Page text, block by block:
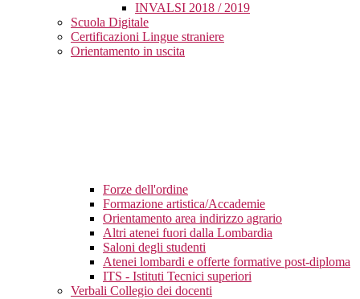
INVALSI 2018 / 2019
Scuola Digitale
Certificazioni Lingue straniere
Orientamento in uscita
Forze dell'ordine
Formazione artistica/Accademie
Orientamento area indirizzo agrario
Altri atenei fuori dalla Lombardia
Saloni degli studenti
Atenei lombardi e offerte formative post-diploma
ITS - Istituti Tecnici superiori
Verbali Collegio dei docenti